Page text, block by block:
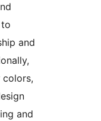
and
and